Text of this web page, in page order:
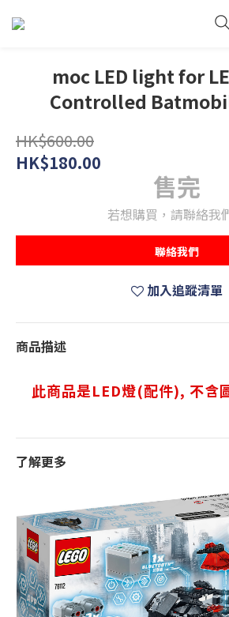
moc LED light for
Controlled
HK$600.00
HK$180.00
售完
若想購買，請聯絡我
聯絡我們
加入追蹤清單
商品描述
此商品是LED燈(配件), 不含
了解更多